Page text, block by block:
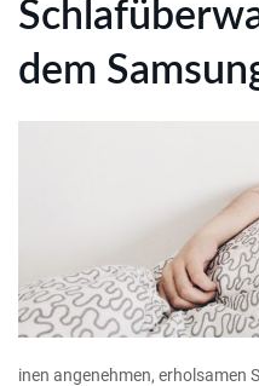
dem
inen angenehmen, erholsamen